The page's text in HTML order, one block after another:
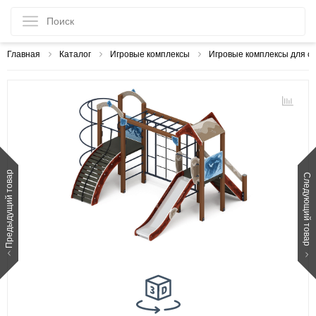
Главная Каталог Игровые комплексы Игровые комплексы для
Предыдущий товар Следующий товар